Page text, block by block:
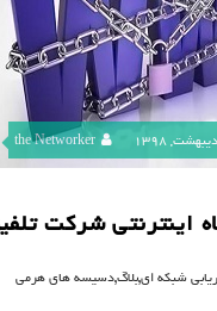
the Networker
اینترنتی شرکت
شبکه ای,بلاگ,دسیسه های هرمی